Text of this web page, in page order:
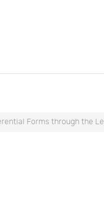
Forms through the